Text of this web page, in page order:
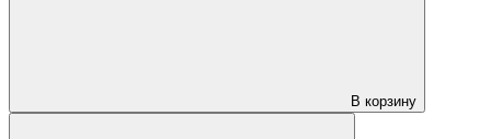
В корзину